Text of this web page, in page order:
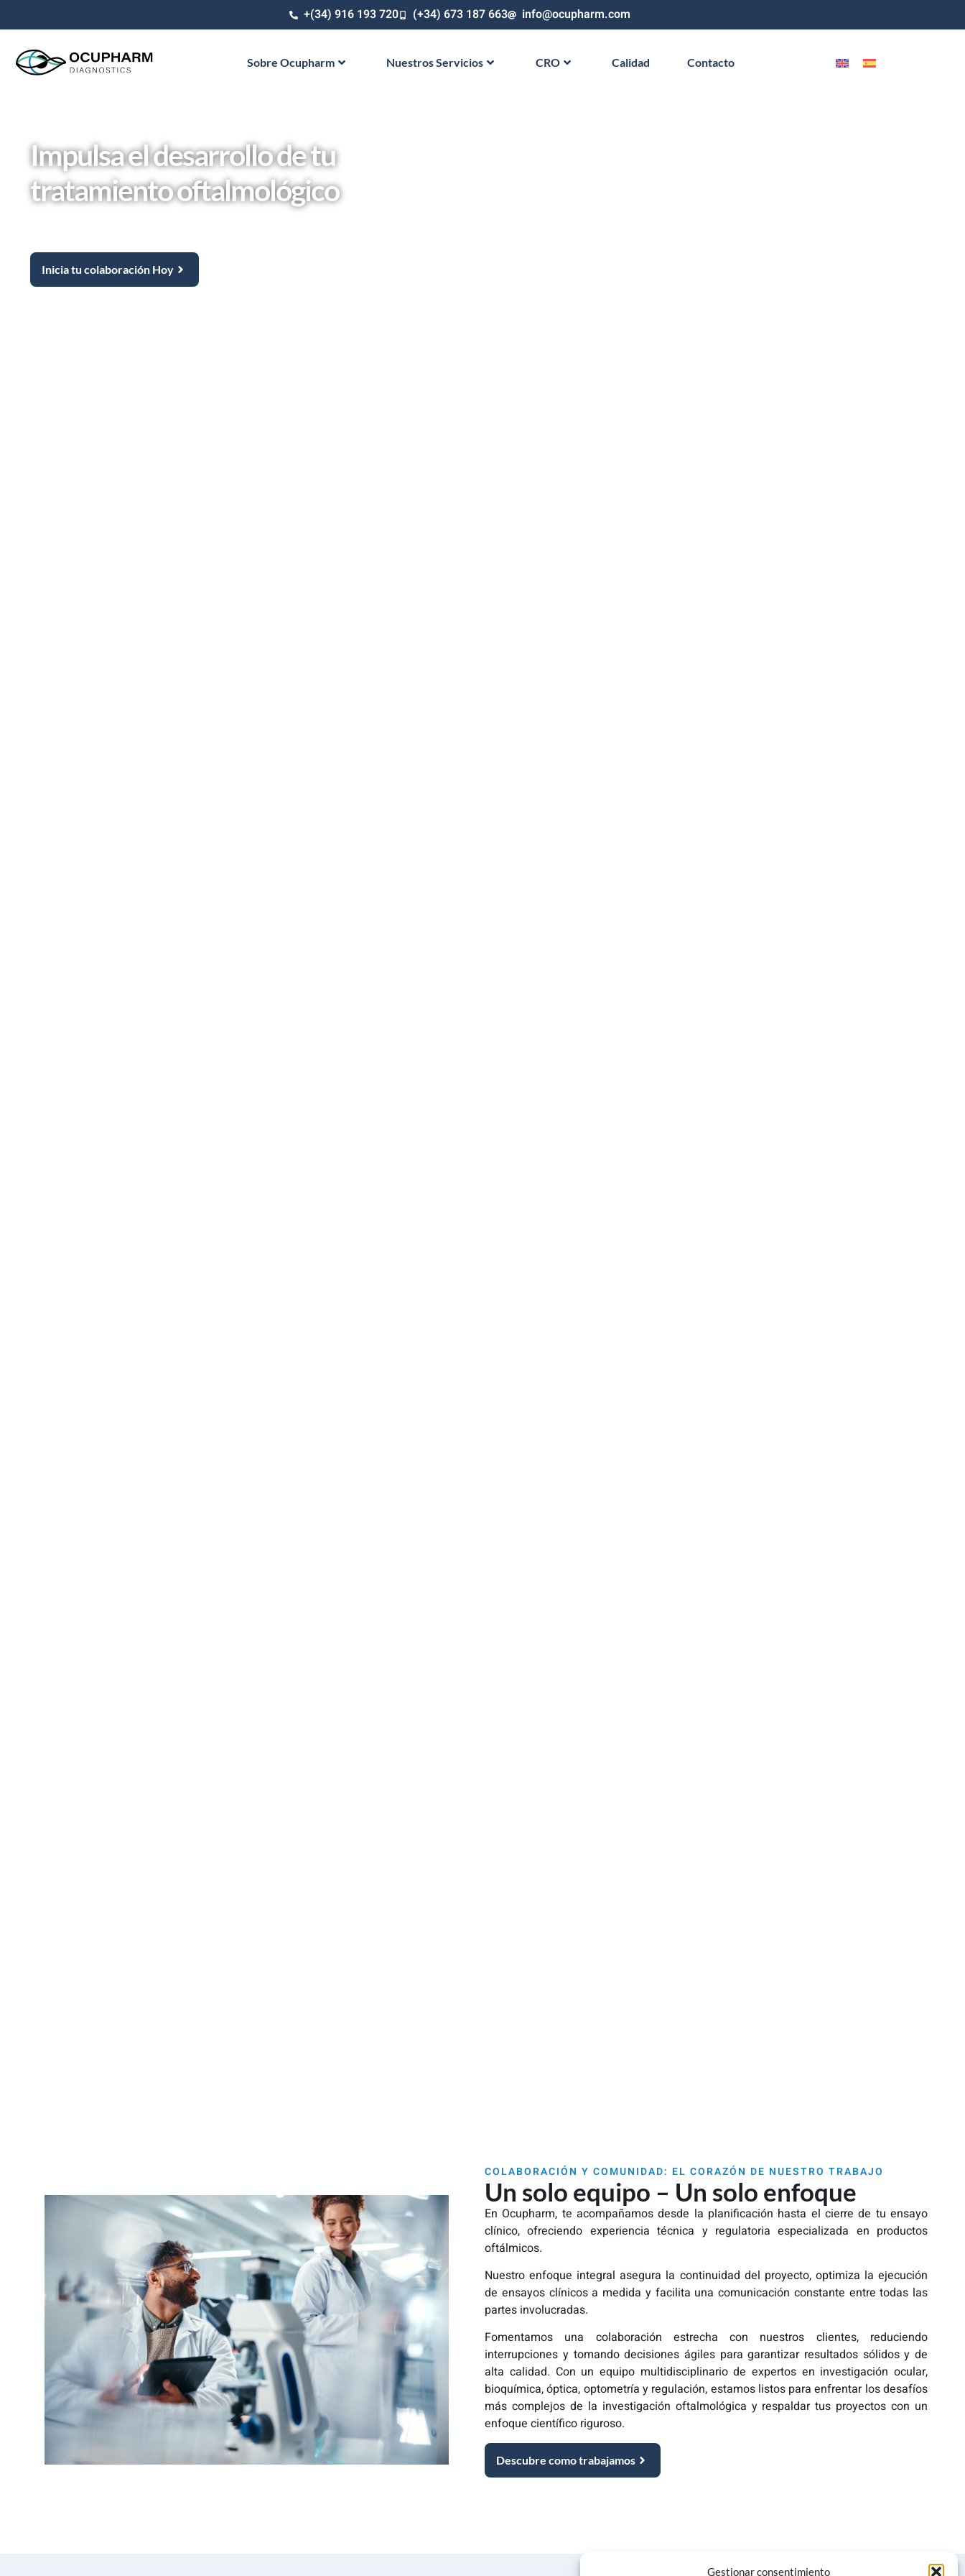
Gestionar consentimiento
+(34) 916 193 720 (+34) 673 187 663 info@ocupharm.com
Sobre Ocupharm Nuestros Servicios CRO Calidad Contacto
Impulsa el desarrollo de tu
tratamiento oftalmológico
Inicia tu colaboración Hoy
COLABORACIÓN Y COMUNIDAD: EL CORAZÓN DE NUESTRO TRABAJO
Un solo equipo – Un solo enfoque
En Ocupharm, te acompañamos desde la planificación hasta el cierre de tu ensayo
clínico, ofreciendo experiencia técnica y regulatoria especializada en productos
oftálmicos.
Nuestro enfoque integral asegura la continuidad del proyecto, optimiza la ejecución
de ensayos clínicos a medida y facilita una comunicación constante entre todas las
partes involucradas.
Fomentamos una colaboración estrecha con nuestros clientes, reduciendo
interrupciones y tomando decisiones ágiles para garantizar resultados sólidos y de
alta calidad. Con un equipo multidisciplinario de expertos en investigación ocular,
bioquímica, óptica, optometría y regulación, estamos listos para enfrentar los desafíos
más complejos de la investigación oftalmológica y respaldar tus proyectos con un
enfoque científico riguroso.
Descubre como trabajamos